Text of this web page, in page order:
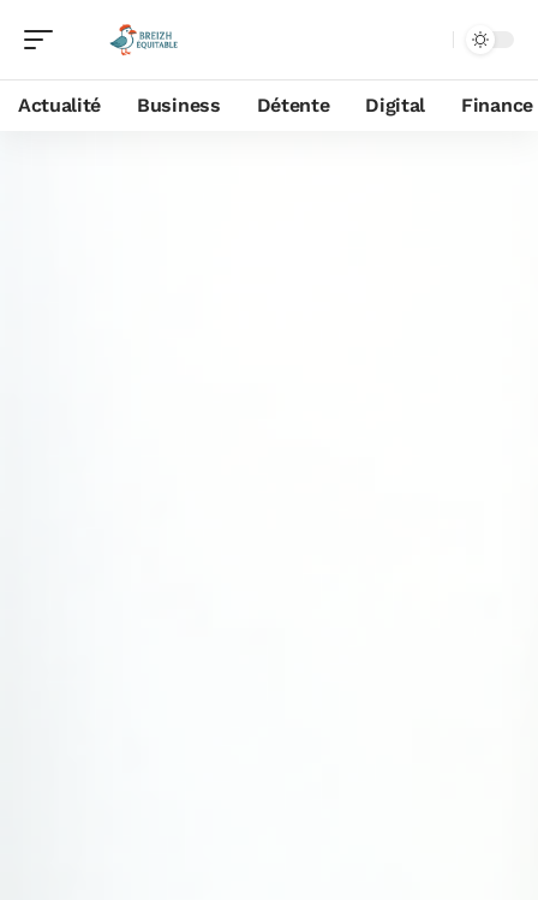
Actualité Business Détente Digital Finance